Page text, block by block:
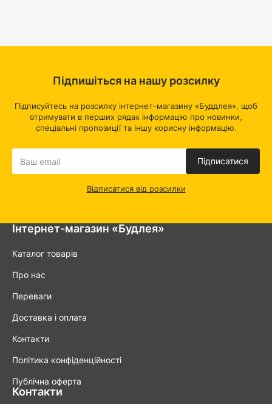
Інтернет-магазин «Будлея»
Каталог товарів
Про нас
Переваги
Доставка і оплата
Контакти
Політика конфіденційності
Публічна оферта
Контакти
Підпишіться на нашу розсилку
Підписуйтесь на розсилку інтернет-магазину «Буддлея», щоб
отримувати в перших рядах інформацію про новинки,
спеціальні пропозиції та іншу корисну інформацію.
Підписатися
Відписатися від розсилки